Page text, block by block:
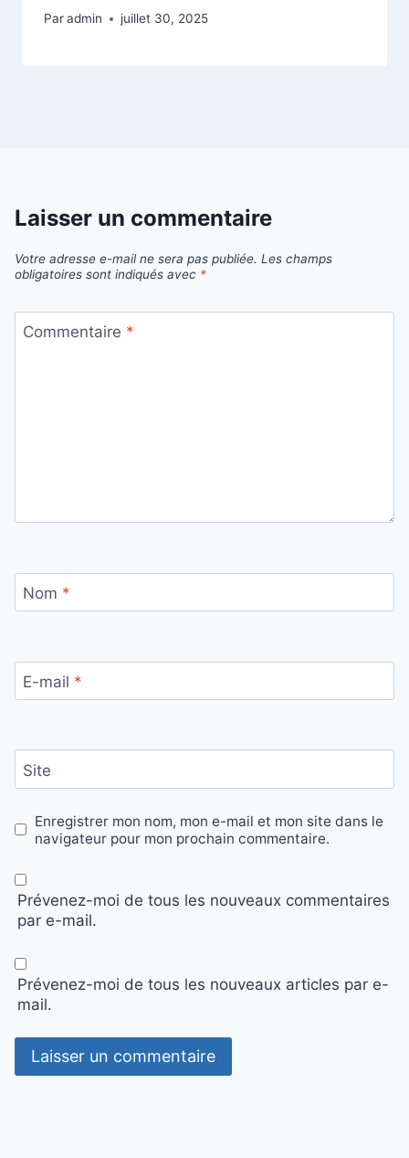
Paradmin juillet 30, 2025
Laisser un commentaire
Votre adresse e-mail ne sera pas publiée. Les champs
obligatoires sont indiqués avec *
Commentaire *
Nom *
E-mail *
Site
Enregistrer mon nom, mon e-mail et mon site dans le
navigateur pour mon prochain commentaire.
Prévenez-moi de tous les nouveaux commentaires
par e-mail.
Prévenez-moi de tous les nouveaux articles par e-
mail.